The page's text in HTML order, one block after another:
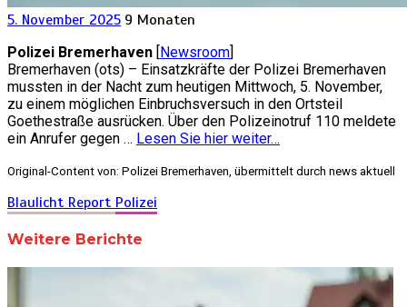
5. November 2025 9 Monaten
Polizei Bremerhaven [Newsroom]
Bremerhaven (ots) – Einsatzkräfte der Polizei Bremerhaven
mussten in der Nacht zum heutigen Mittwoch, 5. November,
zu einem möglichen Einbruchsversuch in den Ortsteil
Goethestraße ausrücken. Über den Polizeinotruf 110 meldete
ein Anrufer gegen … Lesen Sie hier weiter…
Original-Content von: Polizei Bremerhaven, übermittelt durch news aktuell
Blaulicht Report Polizei
Weitere Berichte